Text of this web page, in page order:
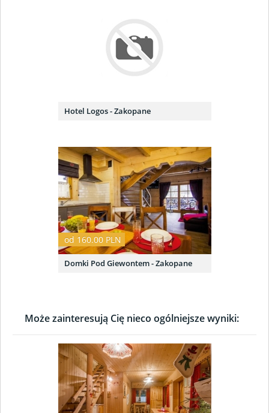
Hotel Logos - Zakopane
od 160.00 PLN
Domki Pod Giewontem - Zakopane
Może zainteresują Cię nieco ogólniejsze wyniki: